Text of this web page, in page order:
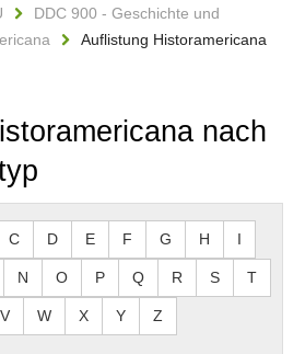
DDC 900 - Geschichte und
Auflistung Historamericana
nach
C D E F G H I
N O P Q R S T
V W X Y Z